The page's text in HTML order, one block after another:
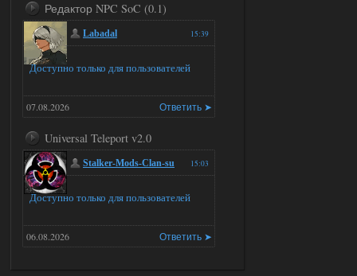
Редактор NPC SoC (0.1)
15:39
Labadal
Доступно только для пользователей
Ответить ➤
07.08.2026
Universal Teleport v2.0
15:03
Stalker-Mods-Clan-su
Доступно только для пользователей
Ответить ➤
06.08.2026